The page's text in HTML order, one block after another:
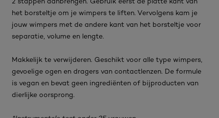
het borsteltje om je wimpers te liften. Vervolgens kam je
jouw wimpers met de andere kant van het borsteltje voor
separatie, volume en lengte.
Makkelijk te verwijderen. Geschikt voor alle type wimpers,
gevoelige ogen en dragers van contactlenzen. De formule
is vegan en bevat geen ingrediënten of bijproducten van
dierlijke oorsprong.